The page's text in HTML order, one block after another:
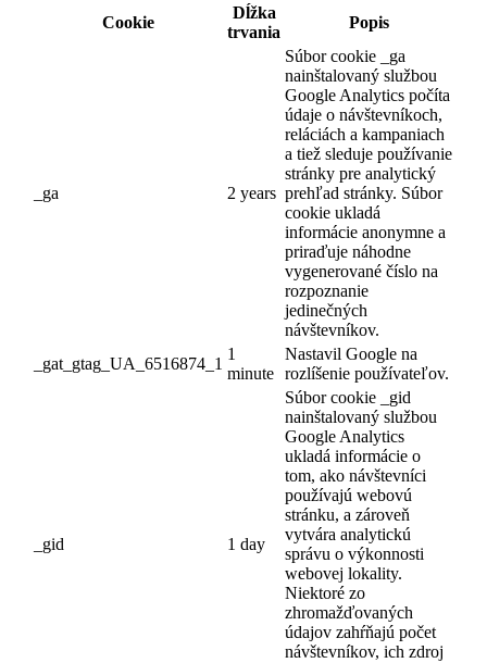
Cookie
Dĺžka
trvania
Popis
_ga 2 years
Súbor cookie _ga
nainštalovaný službou
Google Analytics počíta
údaje o návštevníkoch,
reláciách a kampaniach
a tiež sleduje používanie
stránky pre analytický
prehľad stránky. Súbor
cookie ukladá
informácie anonymne a
priraďuje náhodne
vygenerované číslo na
rozpoznanie
jedinečných
návštevníkov.
_gat_gtag_UA_6516874_1
1
minute
Nastavil Google na
rozlíšenie používateľov.
_gid 1 day
Súbor cookie _gid
nainštalovaný službou
Google Analytics
ukladá informácie o
tom, ako návštevníci
používajú webovú
stránku, a zároveň
vytvára analytickú
správu o výkonnosti
webovej lokality.
Niektoré zo
zhromažďovaných
údajov zahŕňajú počet
návštevníkov, ich zdroj